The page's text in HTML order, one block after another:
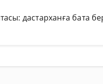
дастарханға бата